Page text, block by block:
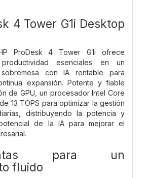
4 Tower G1i Desktop
ProDesk 4 Tower G1i ofrece
esenciales en un
con IA rentable para
expansión. Potente y fiable
de GPU, un procesador Intel Core
13 TOPS para optimizar la gestión
distribuyendo la potencia y
de la IA para mejorar el
para un
fluido